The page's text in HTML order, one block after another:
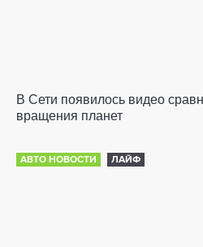
В Сети появилось видео
вращения планет
АВТО НОВОСТИ ЛАЙФ